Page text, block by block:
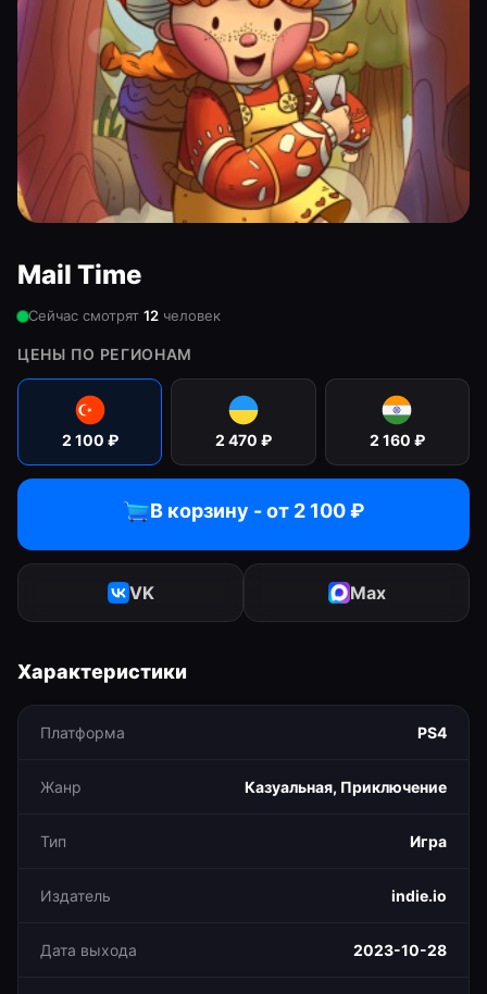
Mail Time
Сейчас смотрят 12 человек
ЦЕНЫ ПО РЕГИОНАМ
2 100 ₽ 2 470 ₽ 2 160 ₽
В корзину - от 2 100₽
VK Max
Характеристики
Платформа PS4
Жанр Казуальная, Приключение
Тип Игра
Издатель indie.io
Дата выхода 2023-10-28